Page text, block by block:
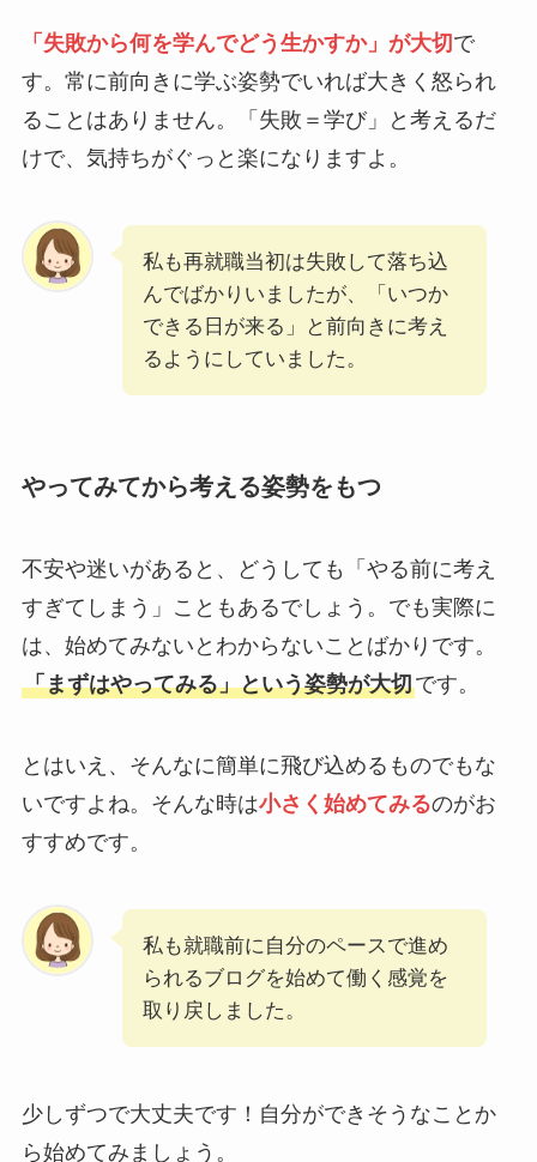
「失敗から何を学んでどう生かすか」が大切で
す。常に前向きに学ぶ姿勢でいれば大きく怒られ
ることはありません。「失敗＝学び」と考えるだ
けで、気持ちがぐっと楽になりますよ。
私も再就職当初は失敗して落ち込
んでばかりいましたが、「いつか
できる日が来る」と前向きに考え
るようにしていました。
やってみてから考える姿勢をもつ
不安や迷いがあると、どうしても「やる前に考え
すぎてしまう」こともあるでしょう。でも実際に
は、始めてみないとわからないことばかりです。
「まずはやってみる」という姿勢が大切です。
とはいえ、そんなに簡単に飛び込めるものでもな
いですよね。そんな時は小さく始めてみるのがお
すすめです。
私も就職前に自分のペースで進め
られるブログを始めて働く感覚を
取り戻しました。
少しずつで大丈夫です！自分ができそうなことか
ら始めてみましょう。